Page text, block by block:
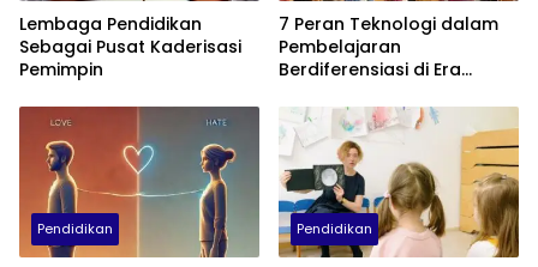
Lembaga Pendidikan
Sebagai Pusat Kaderisasi
Pemimpin
7 Peran Teknologi dalam
Pembelajaran
Berdiferensiasi di Era
Pendidikan Pendidikan